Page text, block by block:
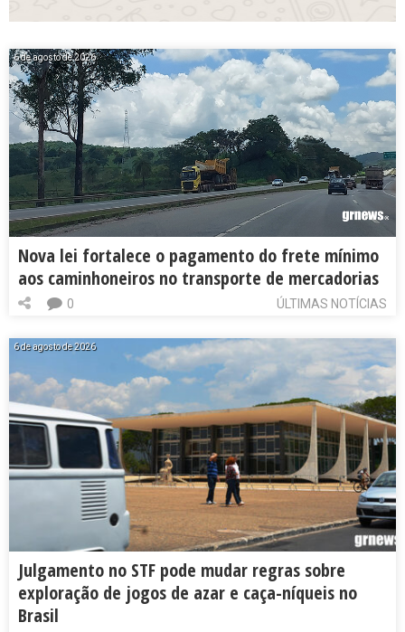
6 de agosto de 2026
Nova lei fortalece o pagamento do frete mínimo
aos caminhoneiros no transporte de mercadorias
ÚLTIMAS NOTÍCIAS
0
6 de agosto de 2026
Julgamento no STF pode mudar regras sobre
exploração de jogos de azar e caça-níqueis no
Brasil